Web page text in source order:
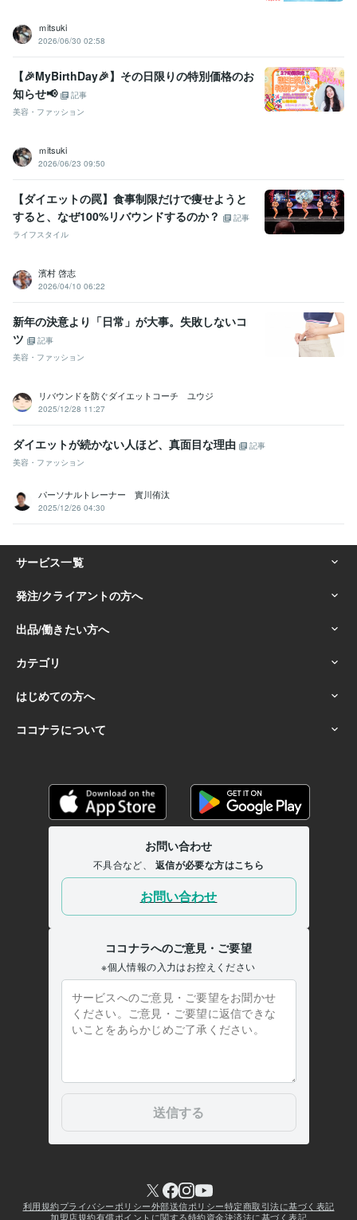
ｍitsuki
2026/06/30 02:58
【🎉MyBirthDay🎉】その日限りの特別価格のお
知らせ📢
記事
美容・ファッション
ｍitsuki
2026/06/23 09:50
【ダイエットの罠】食事制限だけで痩せようと
すると、なぜ100%リバウンドするのか？
記事
ライフスタイル
濱村 啓志
2026/04/10 06:22
新年の決意より「日常」が大事。失敗しないコ
ツ
記事
美容・ファッション
リバウンドを防ぐダイエットコーチ ユウジ
2025/12/28 11:27
ダイエットが続かない人ほど、真面目な理由
記事
美容・ファッション
パーソナルトレーナー 實川侑汰
2025/12/26 04:30